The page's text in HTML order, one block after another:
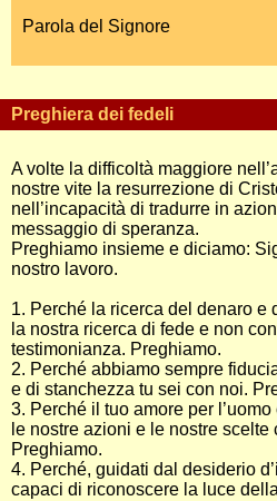
Parola del Signore
Preghiera dei fedeli
A volte la difficoltà maggiore
nostre vite la resurrezione di
nell’incapacità di tradurre in
messaggio di speranza.
Preghiamo insieme e diciamo:
nostro lavoro.
1. Perché la ricerca del denaro e
la nostra ricerca di fede e non
testimonianza. Preghiamo.
2. Perché abbiamo sempre
e di stanchezza tu sei con noi.
3. Perché il tuo amore per
le nostre azioni e le nostre scelte
Preghiamo.
4. Perché, guidati dal desiderio
capaci di riconoscere la luce